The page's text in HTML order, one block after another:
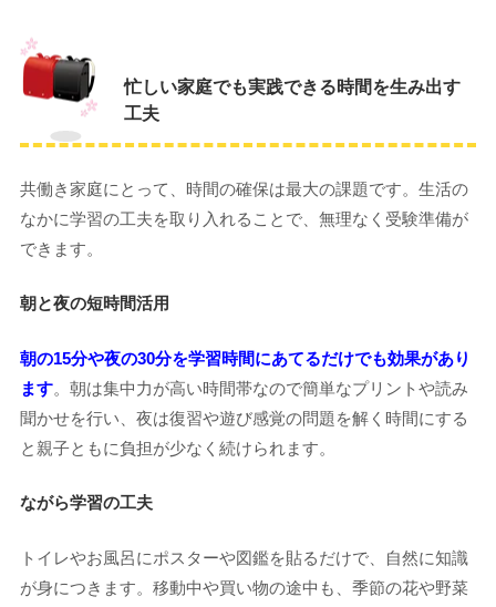
忙しい家庭でも実践できる時間を生み出す
工夫
共働き家庭にとって、時間の確保は最大の課題です。生活の
なかに学習の工夫を取り入れることで、無理なく受験準備が
できます。
朝と夜の短時間活用
朝の15分や夜の30分を学習時間にあてるだけでも効果があり
ます。朝は集中力が高い時間帯なので簡単なプリントや読み
聞かせを行い、夜は復習や遊び感覚の問題を解く時間にする
と親子ともに負担が少なく続けられます。
ながら学習の工夫
トイレやお風呂にポスターや図鑑を貼るだけで、自然に知識
が身につきます。移動中や買い物の途中も、季節の花や野菜